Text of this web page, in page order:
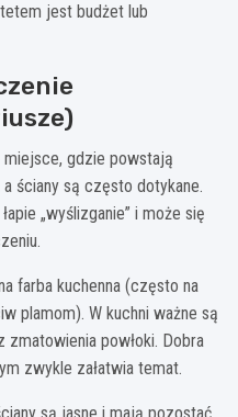
jest budżet lub
miejsce, gdzie powstają
ściany są często dotykane.
„wyślizganie” i może się
farba kuchenna (często na
plamom). W kuchni ważne są
powłoki. Dobra
zwykle załatwia temat.